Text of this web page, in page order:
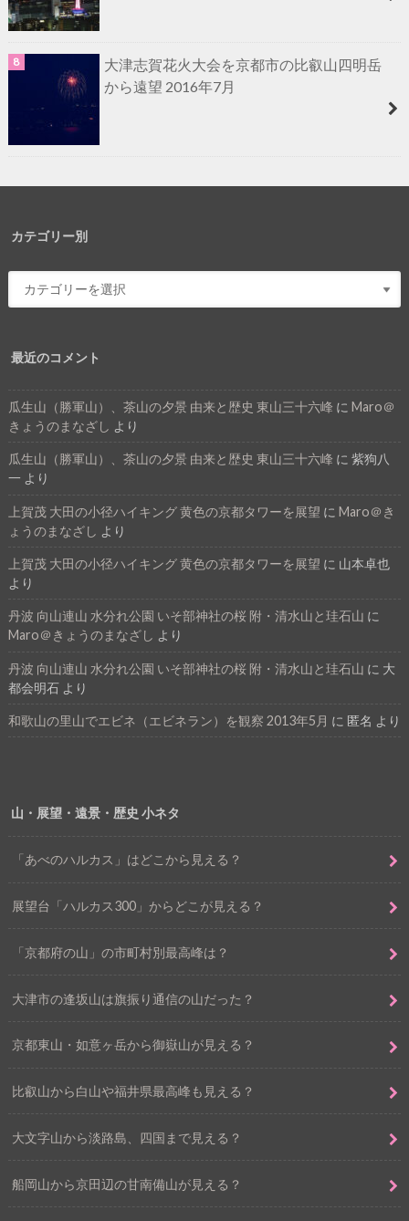
大津志賀花火大会を京都市の比叡山四明岳
から遠望 2016年7月
カテゴリー別
最近のコメント
瓜生山（勝軍山）、茶山の夕景 由来と歴史 東山三十六峰 に Maro＠
きょうのまなざし より
瓜生山（勝軍山）、茶山の夕景 由来と歴史 東山三十六峰 に 紫狗八
一 より
上賀茂 大田の小径ハイキング 黄色の京都タワーを展望 に Maro＠き
ょうのまなざし より
上賀茂 大田の小径ハイキング 黄色の京都タワーを展望 に 山本卓也
より
丹波 向山連山 水分れ公園 いそ部神社の桜 附・清水山と珪石山 に
Maro＠きょうのまなざし より
丹波 向山連山 水分れ公園 いそ部神社の桜 附・清水山と珪石山 に 大
都会明石より
和歌山の里山でエビネ（エビネラン）を観察 2013年5月 に 匿名 より
山・展望・遠景・歴史 小ネタ
「あべのハルカス」はどこから見える？
展望台「ハルカス300」からどこが見える？
「京都府の山」の市町村別最高峰は？
大津市の逢坂山は旗振り通信の山だった？
京都東山・如意ヶ岳から御嶽山が見える？
比叡山から白山や福井県最高峰も見える？
大文字山から淡路島、四国まで見える？
船岡山から京田辺の甘南備山が見える？